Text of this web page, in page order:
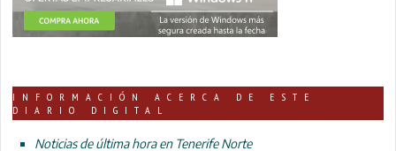
INFORMACIÓN ACERCA DE ESTE
DIARIO DIGITAL
Noticias de última hora en Tenerife Norte